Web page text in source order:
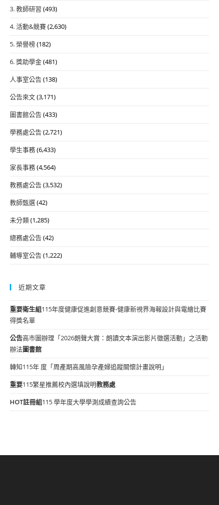
3. 教師研習 (493)
4. 活動&競賽(2,630)
5. 榮譽榜(182)
6. 獎助學金(481)
人事室公告(138)
公告來文(3,171)
圖書館公告(433)
學務處公告(2,721)
學生事務(6,433)
家長事務(4,564)
教務處公告(3,532)
教師甄選(42)
未分類(1,285)
總務處公告(42)
輔導室公告(1,222)
近期文章
重要衛生組115年度健康促進創意競賽-健康新視界海報設計與電繪比賽
得獎名單
公告高市圖辦理「2026朗聲大賞：朗讀文本演出影片徵選活動」之活動
辦法圖書館
轉知115年 度「周產期高風險孕產婦追蹤關懷計畫說明」
重要115繁星推薦校內選填說明教務處
HOT註冊組115 學年度大學學測成績查詢公告